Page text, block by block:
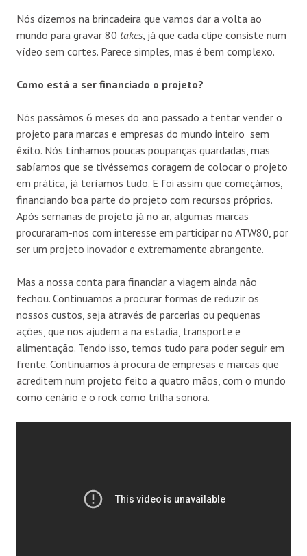
Nós dizemos na brincadeira que vamos dar a volta ao
mundo para gravar 80 takes , já que cada clipe consiste num
vídeo sem cortes. Parece simples, mas é bem complexo.
Como está a ser financiado o projeto?
Nós passámos 6 meses do ano passado a tentar vender o
projeto para marcas e empresas do mundo inteiro sem
êxito. Nós tínhamos poucas poupanças guardadas, mas
sabíamos que se tivéssemos coragem de colocar o projeto
em prática, já teríamos tudo. E foi assim que começámos,
financiando boa parte do projeto com recursos próprios.
Após semanas de projeto já no ar, algumas marcas
procuraram-nos com interesse em participar no ATW80, por
ser um projeto inovador e extremamente abrangente.
Mas a nossa conta para financiar a viagem ainda não
fechou. Continuamos a procurar formas de reduzir os
nossos custos, seja através de parcerias ou pequenas
ações, que nos ajudem a na estadia, transporte e
alimentação. Tendo isso, temos tudo para poder seguir em
frente. Continuamos à procura de empresas e marcas que
acreditem num projeto feito a quatro mãos, com o mundo
como cenário e o rock como trilha sonora.